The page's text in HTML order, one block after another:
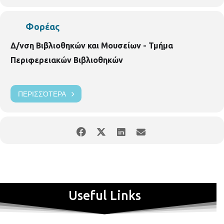
Φορέας
Δ/νση Βιβλιοθηκών και Μουσείων - Τμήμα
Περιφερειακών Βιβλιοθηκών
ΠΕΡΙΣΣΌΤΕΡΑ
Useful Links